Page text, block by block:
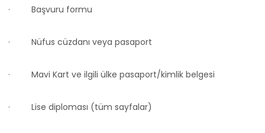
· Başvuru formu
· Nüfus cüzdanı veya pasaport
· Mavi Kart ve ilgili ülke pasaport/kimlik belgesi
· Lise diploması (tüm sayfalar)